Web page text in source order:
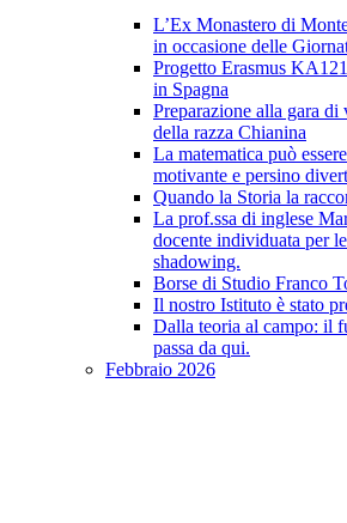
L’Ex Monastero di
in occasione delle
Progetto Erasmus
in Spagna
Preparazione alla gara
della razza Chianina
La matematica può
motivante e persino
Quando la Storia la
La prof.ssa di inglese
docente individuata per
shadowing.
Borse di Studio Franco
Il nostro Istituto è stato
Dalla teoria al campo: il
passa da qui.
Febbraio 2026